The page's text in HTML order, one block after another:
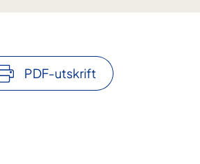
PDF-utskrift